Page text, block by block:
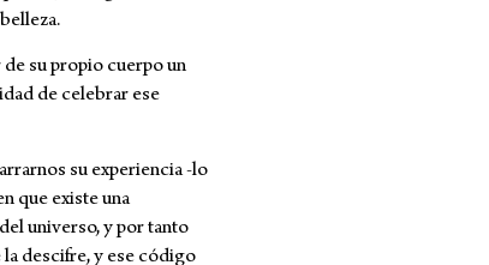
su propio cuerpo un
de celebrar ese
su experiencia -lo
que existe una
universo, y por tanto
descifre, y ese código